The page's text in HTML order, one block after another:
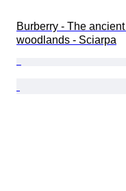
Burberry - The ancient
woodlands - Sciarpa